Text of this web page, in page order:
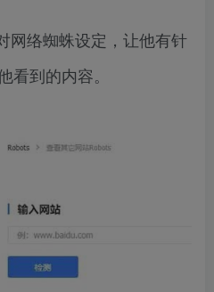
网络蜘蛛设定，让他有针
看到的内容。